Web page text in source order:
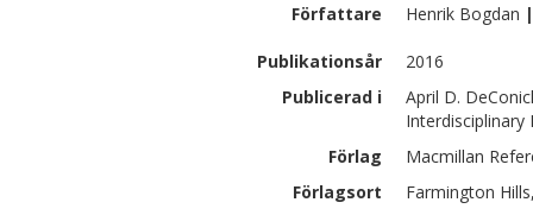
Författare Henrik Bogdan |
Publikationsår
2016
Publicerad i
April D.
Interdisciplinary
Förlag
Macmillan
Förlagsort
Farmington